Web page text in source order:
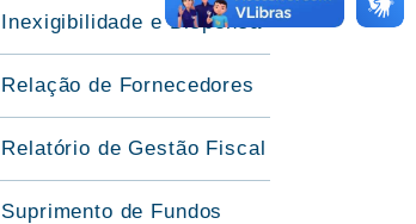
Inexigibilidade e Dispensa
Relação de Fornecedores
Relatório de Gestão Fiscal
Suprimento de Fundos